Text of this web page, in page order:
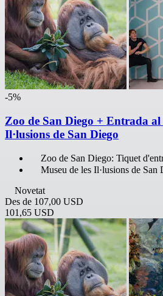
-5%
Zoo de San Diego + Entrada al
Il·lusions de San Diego
Zoo de San Diego: Tiquet
Museu de les Il·lusions de San
Novetat
Des de 107,00 USD
101,65 USD